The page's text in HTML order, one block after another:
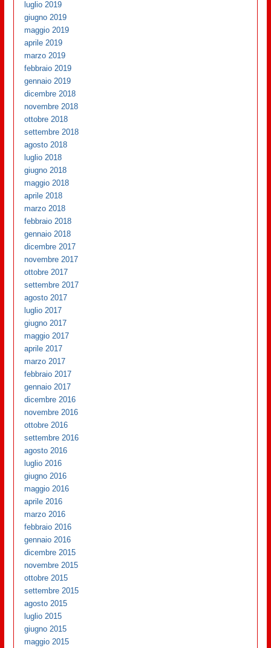
luglio 2019
giugno 2019
maggio 2019
aprile 2019
marzo 2019
febbraio 2019
gennaio 2019
dicembre 2018
novembre 2018
ottobre 2018
settembre 2018
agosto 2018
luglio 2018
giugno 2018
maggio 2018
aprile 2018
marzo 2018
febbraio 2018
gennaio 2018
dicembre 2017
novembre 2017
ottobre 2017
settembre 2017
agosto 2017
luglio 2017
giugno 2017
maggio 2017
aprile 2017
marzo 2017
febbraio 2017
gennaio 2017
dicembre 2016
novembre 2016
ottobre 2016
settembre 2016
agosto 2016
luglio 2016
giugno 2016
maggio 2016
aprile 2016
marzo 2016
febbraio 2016
gennaio 2016
dicembre 2015
novembre 2015
ottobre 2015
settembre 2015
agosto 2015
luglio 2015
giugno 2015
maggio 2015